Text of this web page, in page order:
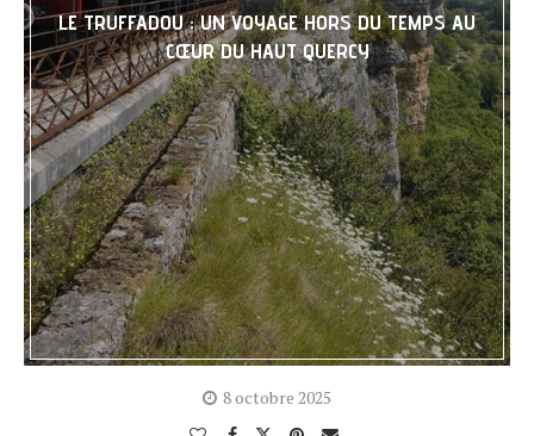
LE TRUFFADOU : UN VOYAGE HORS DU TEMPS AU
CŒUR DU HAUT QUERCY
8 octobre 2025